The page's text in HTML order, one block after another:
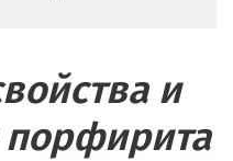
и
порфирита